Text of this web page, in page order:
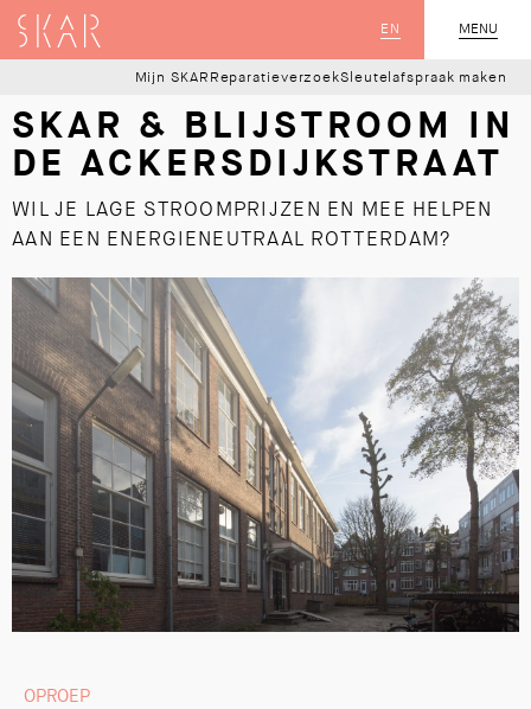
MENU
SLUIT
EN
SKAR
Mijn SKAR ReparatieverzoekSleutelafspraak maken
SKAR & BLIJSTROOM IN
DE ACKERSDIJKSTRAAT
WIL JE LAGE STROOMPRIJZEN EN MEE HELPEN
AAN EEN ENERGIENEUTRAAL ROTTERDAM?
OPROEP